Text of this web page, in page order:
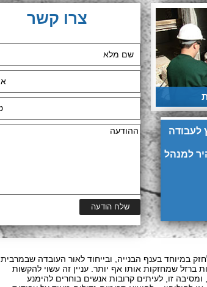
לעבודה
למנהל
צרו קשר
במיוחד בענף הבנייה, ובייחוד לאור העובדה שבמרבית
ברזל שמחזקות אותו אף יותר. עניין זה עשוי להקשות
ומסיבה זו, לעיתים קרובות אנשים בוחרים להימנע